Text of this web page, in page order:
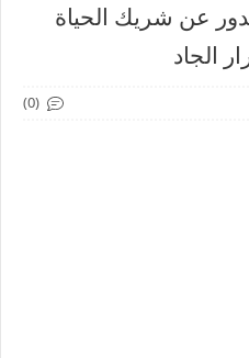
بدور عن شريك الحياة
الجاد
(0)